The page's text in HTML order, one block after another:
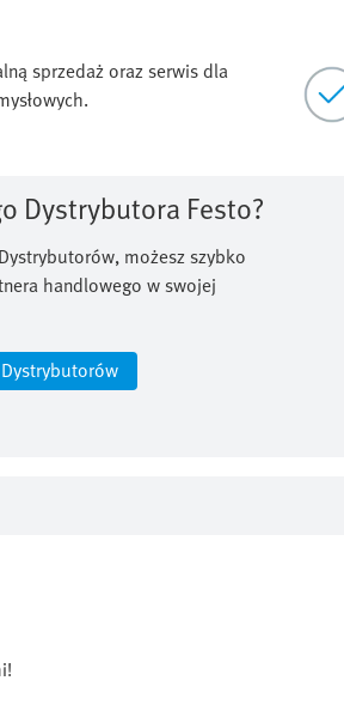
sprzedaż oraz serwis dla
Dystrybutora Festo?
możesz szybko
handlowego w swojej